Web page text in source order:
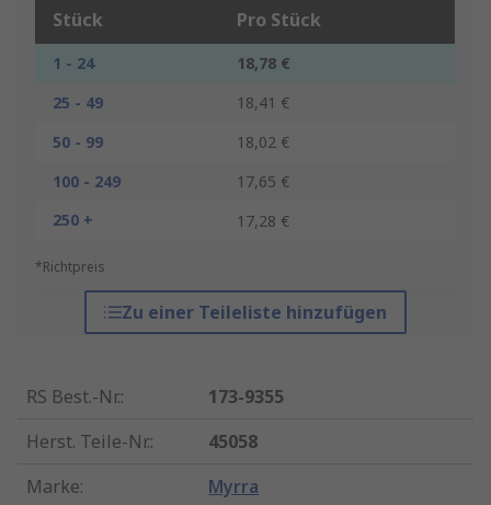
Stück Pro Stück
1 - 24
18,78 €
25 - 49
18,41 €
50 - 99
18,02 €
100 - 249
17,65 €
250 +
17,28 €
*Richtpreis
Zu einer Teileliste hinzufügen
RS Best.-Nr.:
173-9355
Herst. Teile-Nr.:
45058
Marke: Myrra